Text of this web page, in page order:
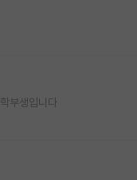
부생입니다